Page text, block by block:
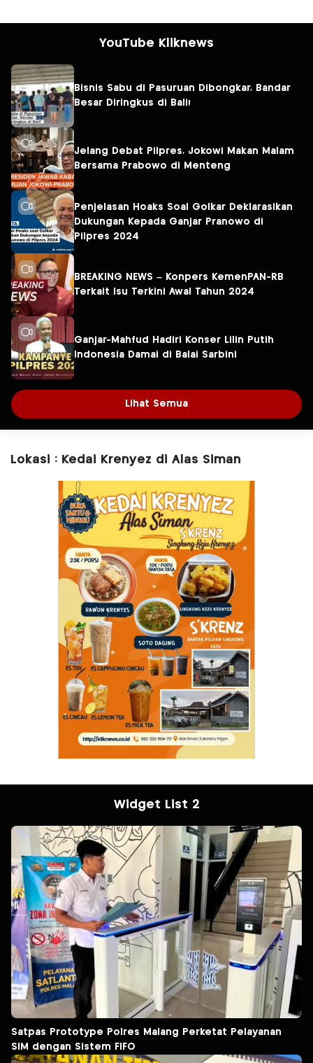
YouTube Kliknews
Bisnis Sabu di Pasuruan Dibongkar, Bandar
Besar Diringkus di Bali!
Jelang Debat Pilpres, Jokowi Makan Malam
Bersama Prabowo di Menteng
Penjelasan Hoaks Soal Golkar Deklarasikan
Dukungan Kepada Ganjar Pranowo di
Pilpres 2024
BREAKING NEWS – Konpers KemenPAN-RB
Terkait Isu Terkini Awal Tahun 2024
Ganjar-Mahfud Hadiri Konser Lilin Putih
Indonesia Damai di Balai Sarbini
Lihat Semua
Lokasi : Kedai Krenyez di Alas Siman
Widget List 2
Satpas Prototype Polres Malang Perketat Pelayanan
SIM dengan Sistem FIFO